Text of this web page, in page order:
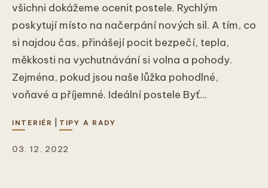
všichni dokážeme ocenit postele. Rychlým
poskytují místo na načerpání nových sil. A tím, co
si najdou čas, přinášejí pocit bezpečí, tepla,
měkkosti na vychutnávání si volna a pohody.
Zejména, pokud jsou naše lůžka pohodlné,
voňavé a příjemné. Ideální postele Byť...
INTERIÉR TIPY A RADY
03. 12. 2022